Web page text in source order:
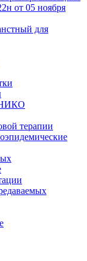
от 05 ноября
для
НИКО
терапии